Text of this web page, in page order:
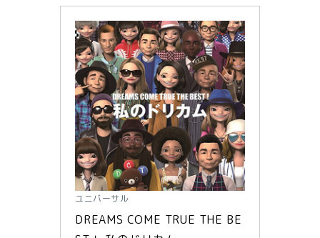
ユニバーサル
DREAMS COME TRUE THE BE